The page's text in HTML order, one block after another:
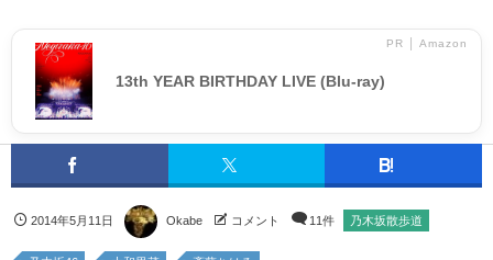
PR │ Amazon
13th YEAR BIRTHDAY LIVE (Blu-ray)
2014年5月11日 Okabe コメント 11件 乃木坂散歩道